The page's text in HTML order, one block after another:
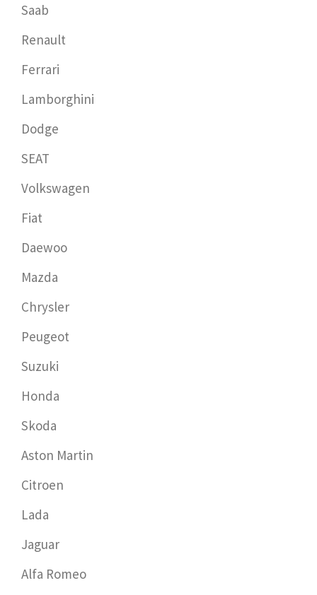
Saab
Renault
Ferrari
Lamborghini
Dodge
SEAT
Volkswagen
Fiat
Daewoo
Mazda
Chrysler
Peugeot
Suzuki
Honda
Skoda
Aston Martin
Citroen
Lada
Jaguar
Alfa Romeo